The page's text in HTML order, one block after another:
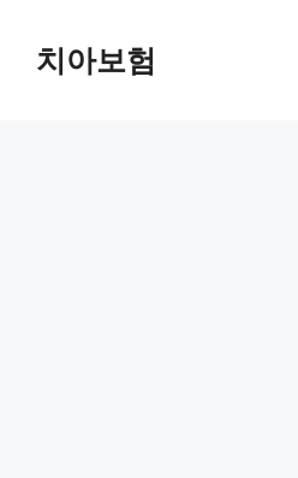
content치아보험